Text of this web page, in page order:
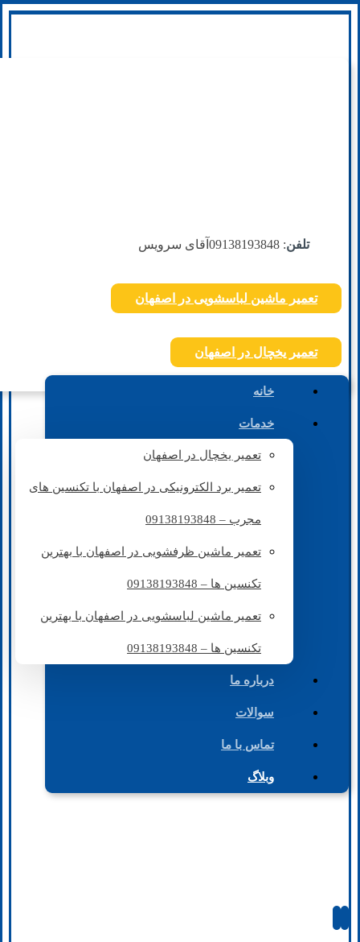
تلفن: 09138193848 آقای سرویس
تعمیر ماشین لباسشویی در اصفهان
تعمیر یخچال در اصفهان
خانه
خدمات
تعمیر یخچال در اصفهان
تعمیر برد الکترونیکی در اصفهان با تکنسین های
مجرب – 09138193848
تعمیر ماشین ظرفشویی در اصفهان با بهترین
تکنسین ها – 09138193848
تعمیر ماشین لباسشویی در اصفهان با بهترین
تکنسین ها – 09138193848
درباره ما
سوالات
تماس با ما
وبلاگ